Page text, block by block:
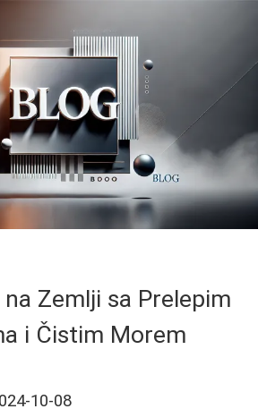
na Zemlji sa Prelepim
i Čistim Morem
10-08